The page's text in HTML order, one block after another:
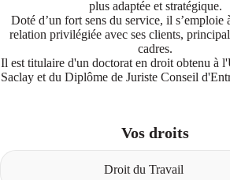
plus adaptée et stratégique.
Doté d’un fort sens du service, il s’emploie
relation privilégiée avec ses clients,
cadres.
Il est titulaire d'un doctorat en droit obtenu à
Saclay et du Diplôme de Juriste Conseil
Vos droits
Droit du Travail